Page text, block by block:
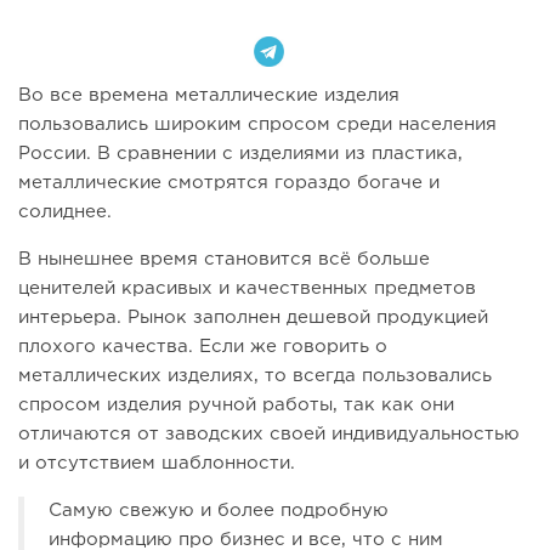
Во все времена металлические изделия
пользовались широким спросом среди населения
России. В сравнении с изделиями из пластика,
металлические смотрятся гораздо богаче и
солиднее.
В нынешнее время становится всё больше
ценителей красивых и качественных предметов
интерьера. Рынок заполнен дешевой продукцией
плохого качества. Если же говорить о
металлических изделиях, то всегда пользовались
спросом изделия ручной работы, так как они
отличаются от заводских своей индивидуальностью
и отсутствием шаблонности.
Самую свежую и более подробную
информацию про бизнес и все, что с ним